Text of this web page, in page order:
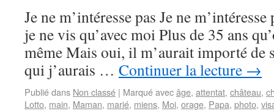
Je ne m’intéresse pas Je ne
je ne vis qu’avec moi Plus de 35 ans
même Mais oui, il m’aurait importé de
qui j’aurais … Continuer la lecture →
Publié dans Non classé | Marqué avecâge, attentat, château,
Lotto, main, Maman, marié, miens, Moi, orage, Papa, photo,